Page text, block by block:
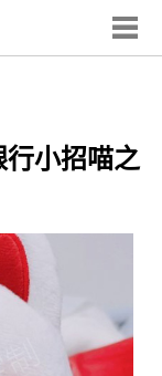
小招喵之